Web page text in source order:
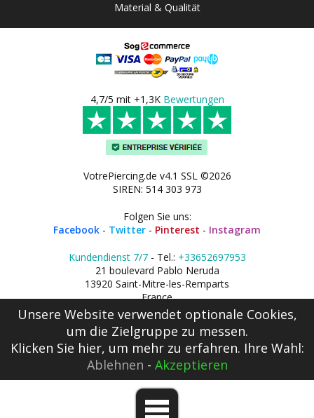
Material & Qualität
4,7/5 mit +1,3K Bewertungen
VotrePiercing.de v4.1 SSL ©2026
SIREN: 514 303 973
Folgen Sie uns:
Facebook - Twitter - Pinterest - Instagram
Kundendienst 7/7- Tel.: +33652697953
21 boulevard Pablo Neruda
13920 Saint-Mitre-les-Remparts
France
Unsere Website verwendet optionale Cookies,
um die Zielgruppe zu messen.
Klicken Sie hier, um mehr zu erfahren. Ihre Wahl:
Ablehnen - Akzeptieren